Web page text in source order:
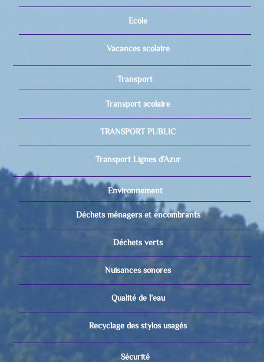
Ecole
Vacances scolaire
Transport
Transport scolaire
TRANSPORT PUBLIC
Transport Lignes d’Azur
Environnement
Déchets ménagers et encombrants
Déchets verts
Nuisances sonores
Qualité de l’eau
Recyclage des stylos usagés
Sécurité